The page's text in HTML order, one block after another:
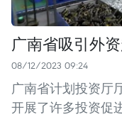
广南省吸引外
08/12/2023 09:24
广南省计划投资厅
开展了许多投资促